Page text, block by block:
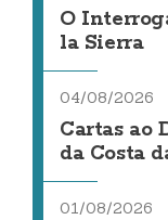
O
la Sierra
04/08/2026
Cartas ao
da Costa
01/08/2026